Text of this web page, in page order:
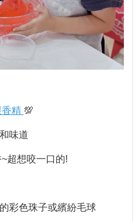
精 💯
味道
超想咬一口的!
彩色珠子或繽紛毛球